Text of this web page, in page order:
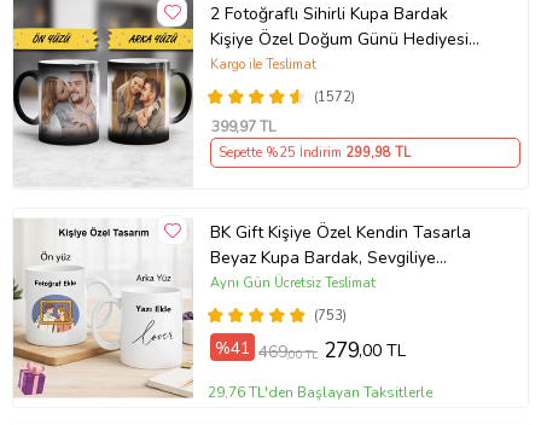
2 Fotoğraflı Sihirli Kupa Bardak
Kişiye Özel Doğum Günü Hediyesi
Sevgiliye Hediye Anneye Babaya
Ablaya Abiye Kız Erkek Kardeşe
Arkadaşa Resimli Günü Yıl Dönümü
Hediyesi
(1572)
Kargo ile Teslimat
399,97 TL
Sepette %25 İndirim 299,98 TL
BK Gift Kişiye Özel Kendin Tasarla
Beyaz Kupa Bardak, Sevgiliye
Hediye, Arkadaşa Hediye, Doğum
Günü Hediyesi(753)
Aynı Gün Ücretsiz Teslimat
%41 469,00 TL 279,00 TL
29,76 TL'den Başlayan Taksitlerle